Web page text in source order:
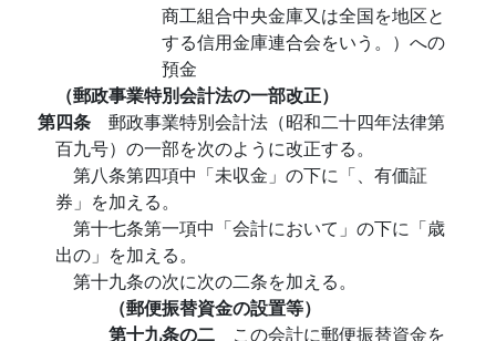
商工組合中央金庫又は全国を地区と
する信用金庫連合会をいう。）への
預金
（郵政事業特別会計法の一部改正）
第四条 郵政事業特別会計法（昭和二十四年法律第
百九号）の一部を次のように改正する。
第八条第四項中「未収金」の下に「、有価証
券」を加える。
第十七条第一項中「会計において」の下に「歳
出の」を加える。
第十九条の次に次の二条を加える。
（郵便振替資金の設置等）
第十九条の二 この会計に郵便振替資金を